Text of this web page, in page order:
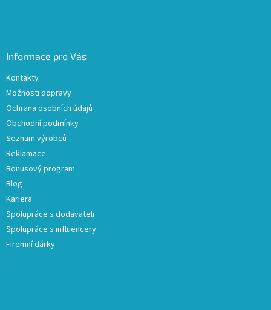
Informace pro Vás
Kontakty
Možnosti dopravy
Ochrana osobních údajů
Obchodní podmínky
Seznam výrobců
Reklamace
Bonusový program
Blog
Kariera
Spolupráce s dodavateli
Spolupráce s influencery
Firemní dárky